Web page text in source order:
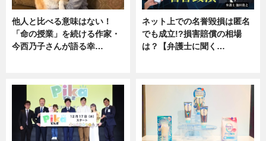
他人と比べる意味はない！
「命の授業」を続ける作家・
今西乃子さんが語る幸…
ネット上での名誉毀損は匿名
でも成立!?損害賠償の相場
は？【弁護士に聞く…